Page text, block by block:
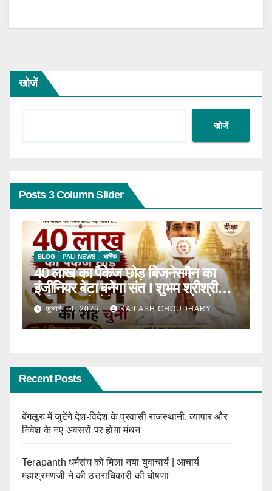
खोजें
खोजें
Posts 3 Column Slider
BLOG टॉप न्यूज़ धार्मिक
ठाणे में पहली बार होगा सीरवी समाज युवक-
युवती परिचय सम्मेलन
जून 13, 2026 KAILASH CHOUDHARY
Recent Posts
बेंगलूरु में जुटेंगे देश-विदेश के प्रवासी राजस्थानी, व्यापार और
निवेश के नए अवसरों पर होगा मंथन
Terapanth धर्मसंघ को मिला नया युवाचार्य | आचार्य
महाश्रमणजी ने की उत्तराधिकारी की घोषणा